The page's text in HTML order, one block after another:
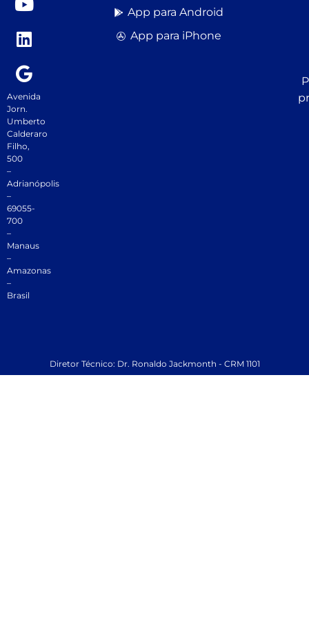
Avenida
Jorn.
Umberto
Calderaro
Filho,
500
–
Adrianópolis
–
69055-
700
–
Manaus
–
Amazonas
–
Brasil
App para Android
App para iPhone
Diretor Técnico: Dr. Ronaldo Jackmonth - CRM 1101